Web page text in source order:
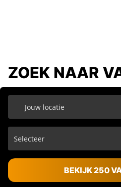
ZOEK NAAR
BEKIJK 250